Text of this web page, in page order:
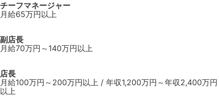
チーフマネージャー
月給65万円以上
副店長
月給70万円～140万円以上
店長
月給100万円～200万円以上 / 年収1,200万円～年収2,400万円
以上